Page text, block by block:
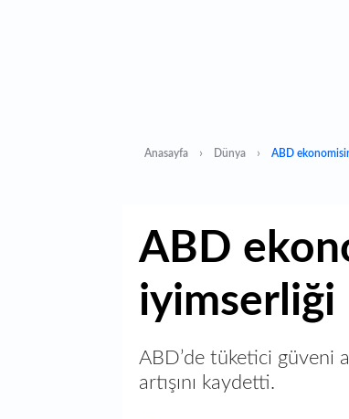
Anasayfa Dünya ABD
ABD
iyimserliği
ABD’de tüketici güveni
artışını kaydetti.